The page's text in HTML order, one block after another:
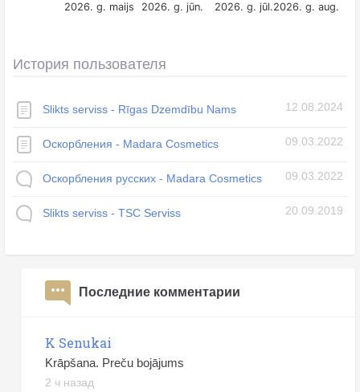
2026. g. maijs 2026. g. jūn. 2026. g. jūl.2026. g. aug.
История пользователя
Slikts serviss - Rīgas Dzemdību Nams 12.08.2024
Оскорбления - Madara Cosmetics 09.03.2022
Оскорбления русских - Madara Cosmetics 09.03.2022
Slikts serviss - TSC Serviss 20.09.2019
Последние комментарии
K Senukai
Krāpšana. Preču bojājums
2 ч назад